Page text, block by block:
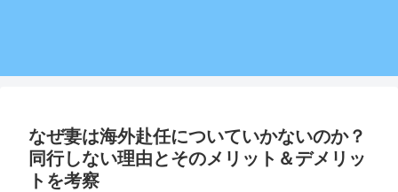
なぜ妻は海外赴任についていかないのか？
同行しない理由とそのメリット＆デメリッ
トを考察